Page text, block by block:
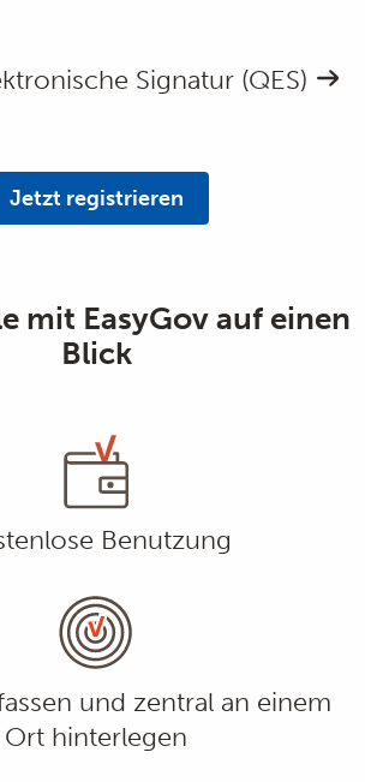
Signatur (QES)
Jetzt registrieren
mit EasyGov auf einen
Blick
Benutzung
und zentral an einem
Ort hinterlegen